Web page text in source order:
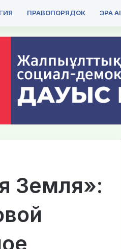
ПРАВОПОРЯДОК ЭРА AI
Земля»: